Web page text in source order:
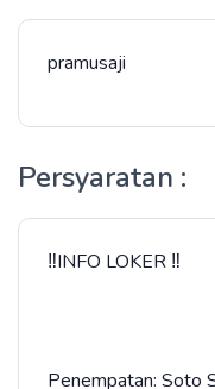
pramusaji
Persyaratan :
‼️INFO LOKER ‼️
Penempatan: Soto